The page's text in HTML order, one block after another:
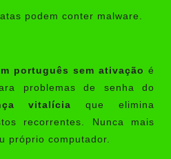
podem conter malware.
português sem ativação é
problemas de senha do
vitalícia que elimina
recorrentes. Nunca mais
próprio computador.